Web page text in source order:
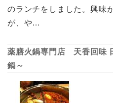
のランチをしました。興味
が、や…
薬膳火鍋専門店 天香回味
鍋～